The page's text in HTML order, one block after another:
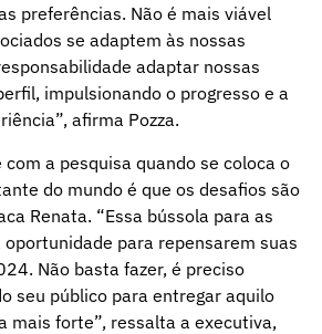
preferências. Não é mais viável
se adaptem às nossas
adaptar nossas
impulsionando o progresso e a
afirma Pozza.
a pesquisa quando se coloca o
do mundo é que os desafios são
Renata. “Essa bússola para as
para repensarem suas
Não basta fazer, é preciso
seu público para entregar aquilo
mais forte”, ressalta a executiva,